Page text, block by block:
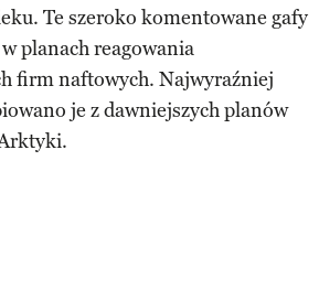
Te szeroko komentowane gafy
planach reagowania
firm naftowych. Najwyraźniej
je z dawniejszych planów